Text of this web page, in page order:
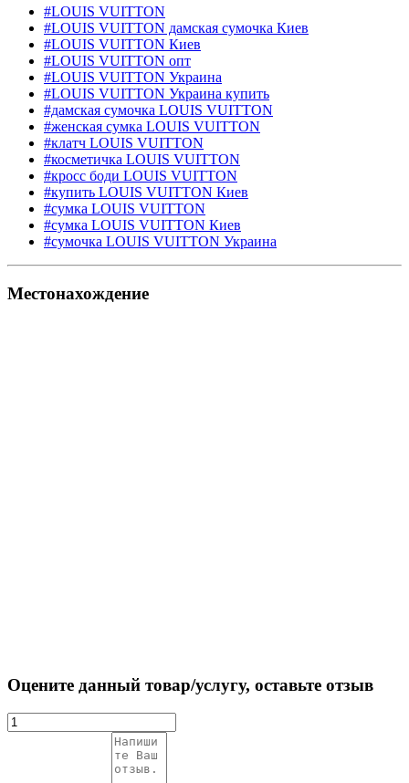
#LOUIS VUITTON
#LOUIS VUITTON дамская сумочка Киев
#LOUIS VUITTON Киев
#LOUIS VUITTON опт
#LOUIS VUITTON Украина
#LOUIS VUITTON Украина купить
#дамская сумочка LOUIS VUITTON
#женская сумка LOUIS VUITTON
#клатч LOUIS VUITTON
#косметичка LOUIS VUITTON
#кросс боди LOUIS VUITTON
#купить LOUIS VUITTON Киев
#сумка LOUIS VUITTON
#сумка LOUIS VUITTON Киев
#сумочка LOUIS VUITTON Украина
Местонахождение
Оцените данный товар/услугу, оставьте отзыв